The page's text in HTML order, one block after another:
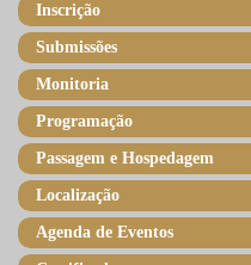
Inscrição
Submissões
Monitoria
Programação
Passagem e Hospedagem
Localização
Agenda de Eventos